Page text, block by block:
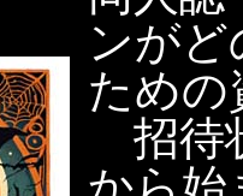
ンが
ための
招待